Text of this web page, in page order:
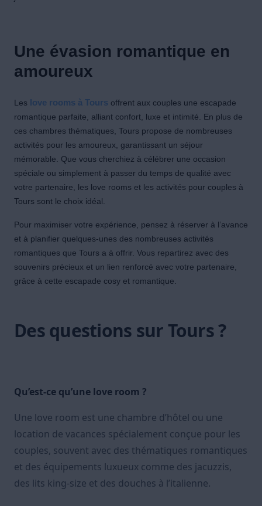
Une évasion romantique en
amoureux
Les love rooms à Tours offrent aux couples une escapade
romantique parfaite, alliant confort, luxe et intimité. En plus de
ces chambres thématiques, Tours propose de nombreuses
activités pour les amoureux, garantissant un séjour
mémorable. Que vous cherchiez à célébrer une occasion
spéciale ou simplement à passer du temps de qualité avec
votre partenaire, les love rooms et les activités pour couples à
Tours sont le choix idéal.
Pour maximiser votre expérience, pensez à réserver à l’avance
et à planifier quelques-unes des nombreuses activités
romantiques que Tours a à offrir. Vous repartirez avec des
souvenirs précieux et un lien renforcé avec votre partenaire,
grâce à cette escapade cosy et romantique
Des questions sur Tours ?
Qu’est-ce qu’une love room ?
Une love room est une chambre d’hôtel ou une
location de vacances spécialement conçue pour les
couples, souvent avec des thématiques romantiques
et des équipements luxueux comme des jacuzzis,
des lits king-size et des douches à l’italienne.